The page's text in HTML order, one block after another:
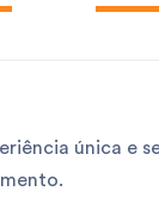
única e